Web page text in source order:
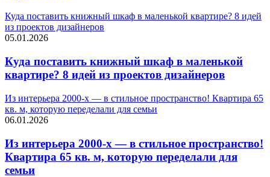
Куда поставить книжный шкаф в маленькой квартире? 8 идей
из проектов дизайнеров
05.01.2026
Куда поставить книжный шкаф в маленькой
квартире? 8 идей из проектов дизайнеров
Из интерьера 2000-х — в стильное пространство! Квартира 65
кв. м, которую переделали для семьи
06.01.2026
Из интерьера 2000-х — в стильное пространство!
Квартира 65 кв. м, которую переделали для
семьи